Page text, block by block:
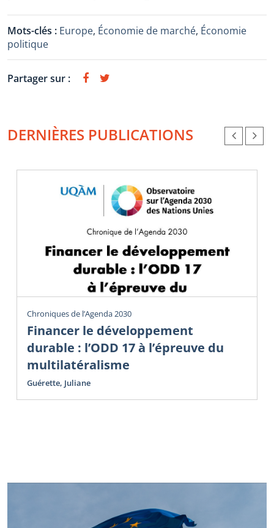
Mots-clés : Europe, Économie de marché, Économie
politique
Partager sur :
DERNIÈRES PUBLICATIONS
Chroniques de l’Agenda 2030
Financer le développement
durable : l’ODD 17 à l’épreuve du
multilatéralisme
Guérette, Juliane